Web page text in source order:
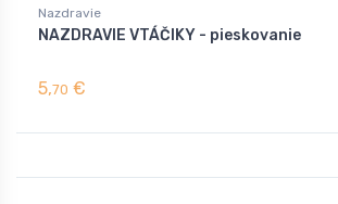
Nazdravie
NAZDRAVIE VTÁČIKY - pieskovanie
5,70 €